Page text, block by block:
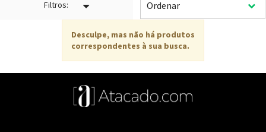
Filtros:
Desculpe, mas não há produtos
correspondentes à sua busca.